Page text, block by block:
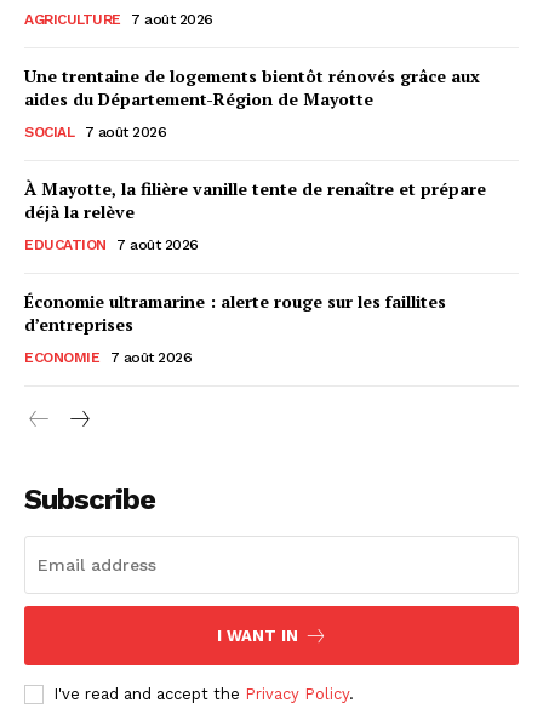
AGRICULTURE 7 août 2026
Une trentaine de logements bientôt rénovés grâce aux
aides du Département-Région de Mayotte
SOCIAL 7 août 2026
À Mayotte, la filière vanille tente de renaître et prépare
déjà la relève
EDUCATION 7 août 2026
Économie ultramarine : alerte rouge sur les faillites
d’entreprises
ECONOMIE 7 août 2026
Subscribe
I WANT IN
I've read and accept the Privacy Policy.